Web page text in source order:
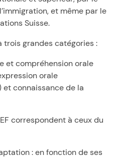
et même par le
Suisse.
trois grandes catégories :
et compréhension orale
orale
connaissance de la
correspondent à ceux du
: en fonction de ses